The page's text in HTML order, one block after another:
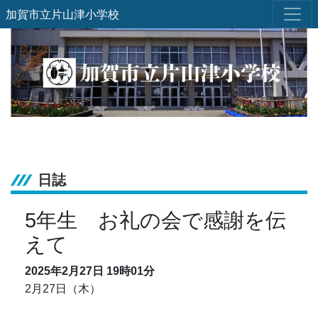
加賀市立片山津小学校
日誌
5年生 お礼の会で感謝を伝
えて
2025年2月27日 19時01分
2月27日（木）